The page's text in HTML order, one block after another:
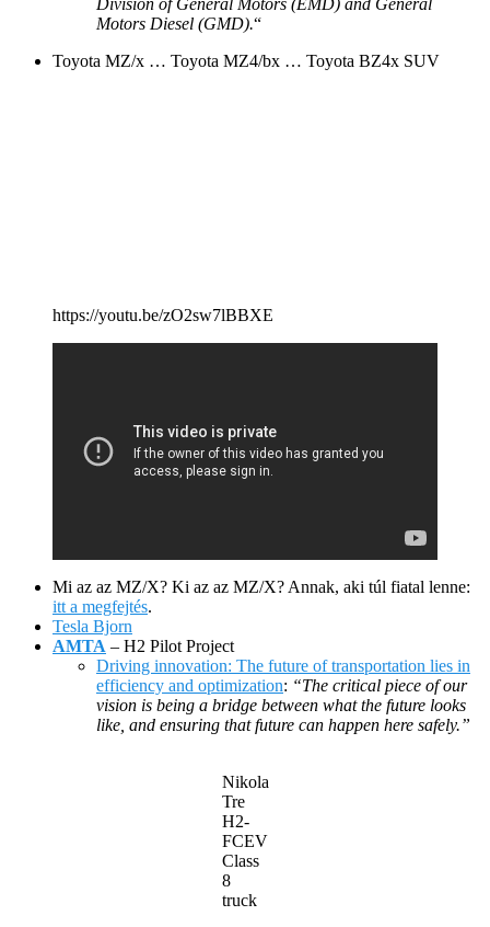
Division of General Motors (EMD) and General
Motors Diesel (GMD).“
Toyota MZ/x … Toyota MZ4/bx … Toyota BZ4x SUV
https://youtu.be/zO2sw7lBBXE
Mi az az MZ/X? Ki az az MZ/X? Annak, aki túl fiatal lenne:
itt a megfejtés.
Tesla Bjorn
AMTA – H2 Pilot Project
Driving innovation: The future of transportation lies in
efficiency and optimization: “The critical piece of our
vision is being a bridge between what the future looks
like, and ensuring that future can happen here safely.”
Nikola
Tre
H2-
FCEV
Class
8
truck